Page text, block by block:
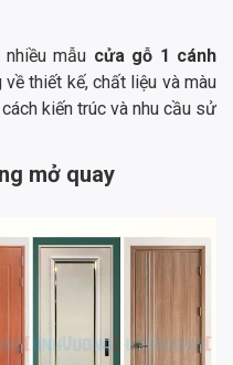
mẫu cửa gỗ 1 cánh
thiết kế, chất liệu và màu
kiến trúc và nhu cầu sử
mở quay